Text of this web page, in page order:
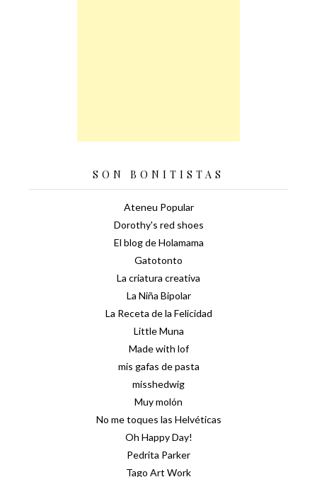
SON BONITISTAS
Ateneu Popular
Dorothy's red shoes
El blog de Holamama
Gatotonto
La criatura creativa
La Niña Bipolar
La Receta de la Felicidad
Little Muna
Made with lof
mis gafas de pasta
misshedwig
Muy molón
No me toques las Helvéticas
Oh Happy Day!
Pedrita Parker
Tago Art Work